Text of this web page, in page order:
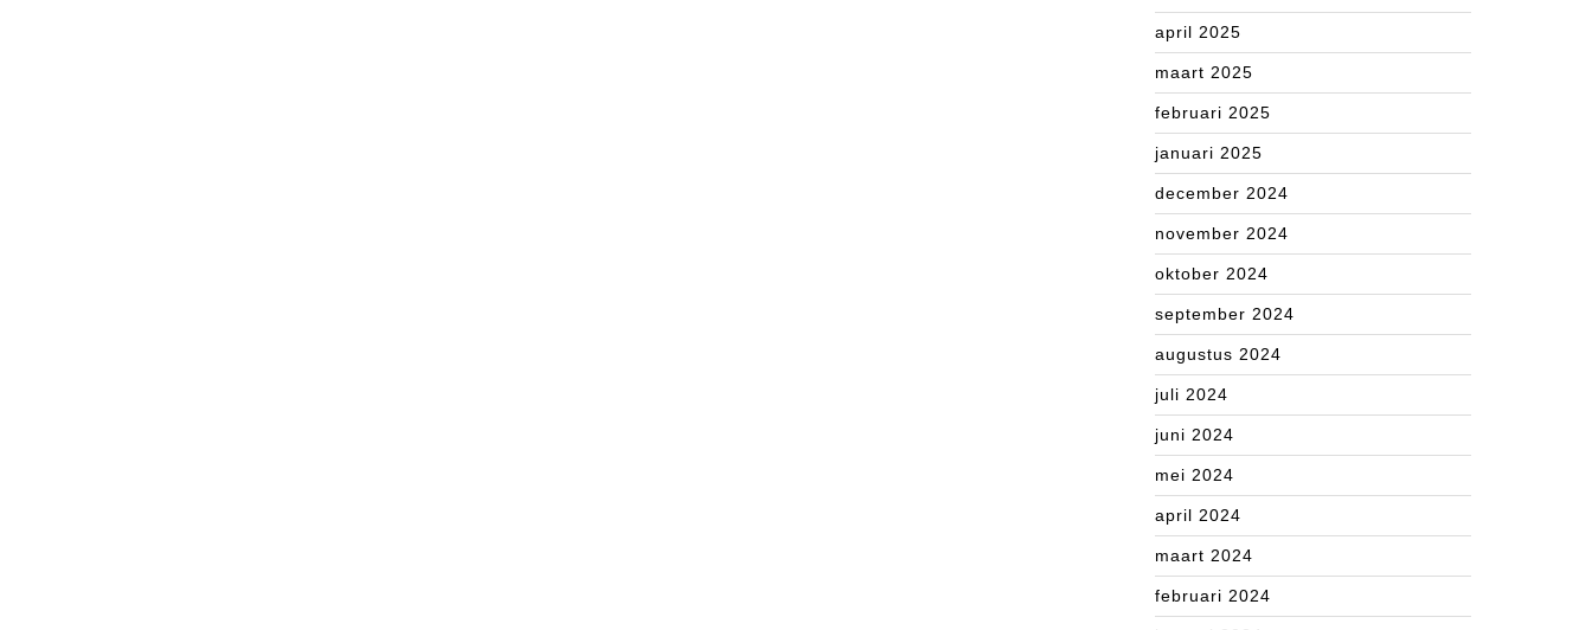
april 2025
maart 2025
februari 2025
januari 2025
december 2024
november 2024
oktober 2024
september 2024
augustus 2024
juli 2024
juni 2024
mei 2024
april 2024
maart 2024
februari 2024